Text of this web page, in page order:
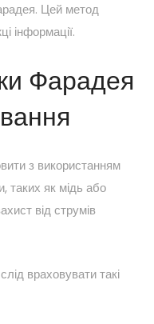
Цей метод
інформації.
Фарадея
з використанням
таких як мідь або
від струмів
враховувати такі